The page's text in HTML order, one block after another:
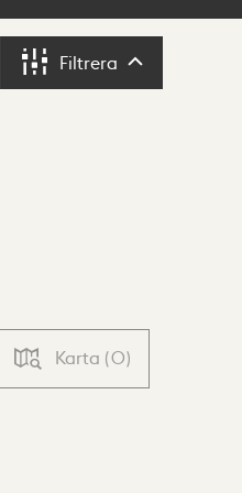
Filtrera Filtrera
Karta (0)